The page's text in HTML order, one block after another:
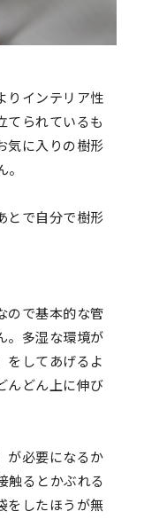
りインテリア性
てられているも
気に入りの樹形
とで自分で樹形
ので基本的な管
。多湿な環境が
をしてあげるよ
んどん上に伸び
が必要になるか
触るとかぶれる
をしたほうが無